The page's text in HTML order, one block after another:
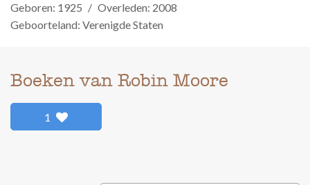
Geboren: 1925 / Overleden: 2008
Geboorteland: Verenigde Staten
Boeken van Robin Moore
1